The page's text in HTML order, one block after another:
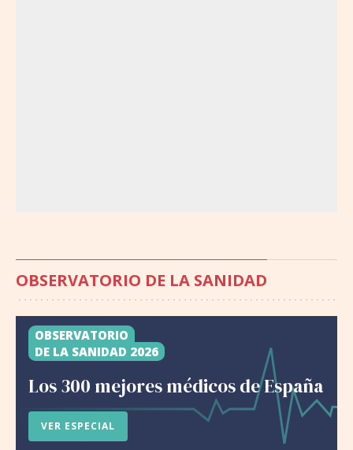
OBSERVATORIO DE LA SANIDAD
OBSERVATORIO
DE LA SANIDAD 2026
Los 300 mejores médicos de España
VER ESPECIAL